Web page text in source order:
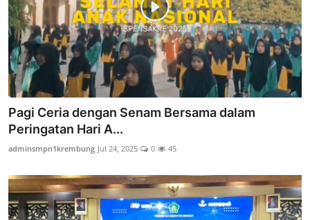
Pagi Ceria dengan Senam Bersama dalam
Peringatan Hari A...
adminsmpn1krembung Jul 24, 2025 0 45